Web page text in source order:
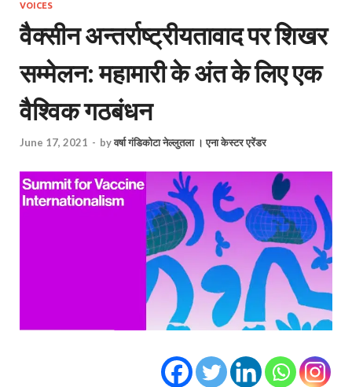
VOICES
वैक्सीन अन्तर्राष्ट्रीयतावाद पर शिखर
सम्मेलन: महामारी के अंत के लिए एक
वैश्विक गठबंधन
June 17, 2021 - byवर्षा गंडिकोटा नेल्‍लुतला । एना केस्‍टर एरेंडर